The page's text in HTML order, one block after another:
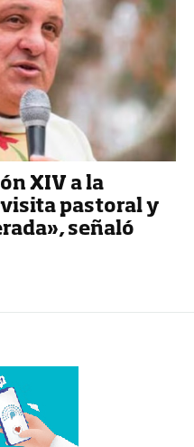
XIV a la
pastoral y
señaló